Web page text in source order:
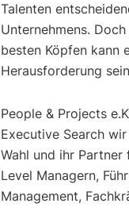
Talenten
Unternehmens.
besten Köpfen kann
Herausforderung
People & Projects
Executive Search
Wahl und ihr
Level Managern,
Management,